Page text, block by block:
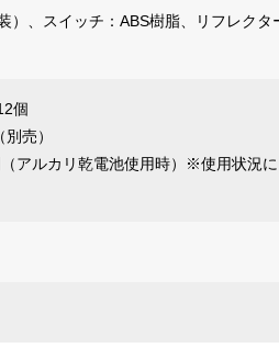
）、スイッチ：ABS樹脂、リフレクタ
個
売）
アルカリ乾電池使用時）※使用状況に